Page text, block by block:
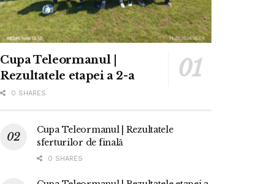
Cupa Teleormanul |
Rezultatele etapei a 2-a
0 SHARES
Cupa Teleormanul | Rezultatele
sferturilor de finală
0 SHARES